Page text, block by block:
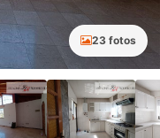
23 fotos